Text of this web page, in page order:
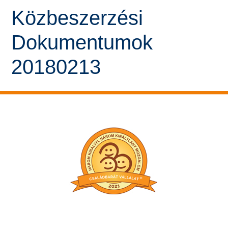
Közbeszerzési
Dokumentumok
20180213